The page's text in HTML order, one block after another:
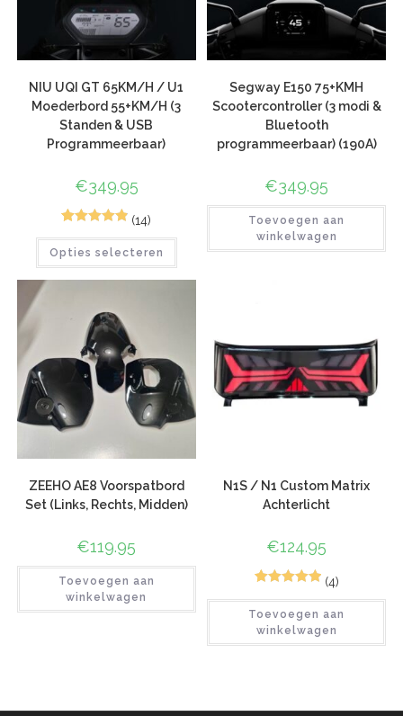
NIU UQI GT 65KM/H / U1
Moederbord 55+KM/H (3
Standen & USB
Programmeerbaar)
€349.95
d4.89op 5
waarderinge
n
(14)
Opties selecteren
Segway E150 75+KMH
Scootercontroller (3 modi &
Bluetooth
programmeerbaar) (190A)
€349.95
Toevoegen aan
winkelwagen
ZEEHO AE8 Voorspatbord
Set (Links, Rechts, Midden)
€119.95
Toevoegen aan
winkelwagen
N1S / N1 Custom Matrix
Achterlicht
€124.95
5.00op 5
gebaseerd
(4)
Toevoegen aan
winkelwagen